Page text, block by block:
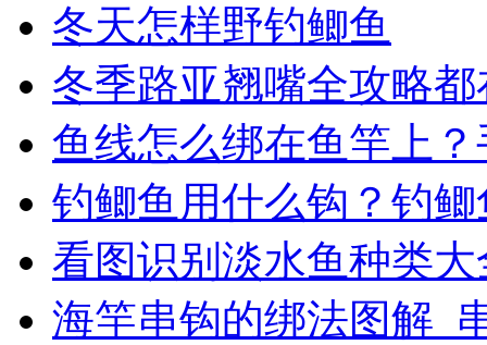
冬天怎样野钓鲫鱼
冬季路亚翘嘴全攻略
鱼线怎么绑在鱼竿上
钓鲫鱼用什么钩？钓
看图识别淡水鱼种类大
海竿串钩的绑法图解_